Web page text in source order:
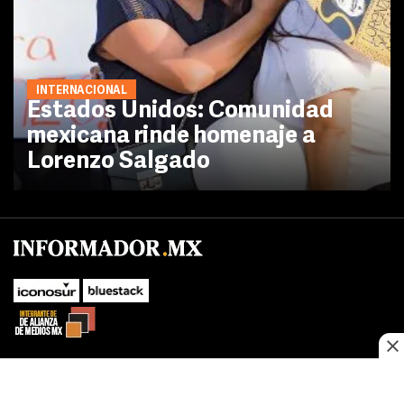
INTERNACIONAL
Estados Unidos: Comunidad
mexicana rinde homenaje a
Lorenzo Salgado